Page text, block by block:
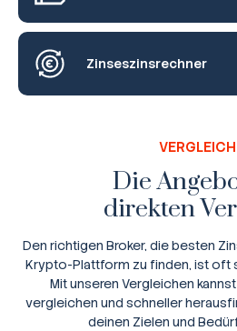
Zinseszinsrechner
Die
direkten
Den richtigen Broker, die besten
Krypto-Plattform zu finden, ist oft
Mit unseren Vergleichen
vergleichen und schneller
deinen Zielen und